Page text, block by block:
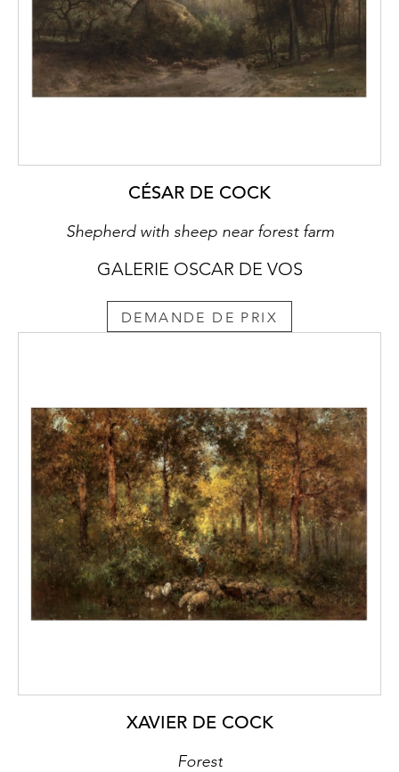
CÉSAR DE COCK
Shepherd with sheep near forest farm
GALERIE OSCAR DE VOS
DEMANDE DE PRIX
XAVIER DE COCK
Forest